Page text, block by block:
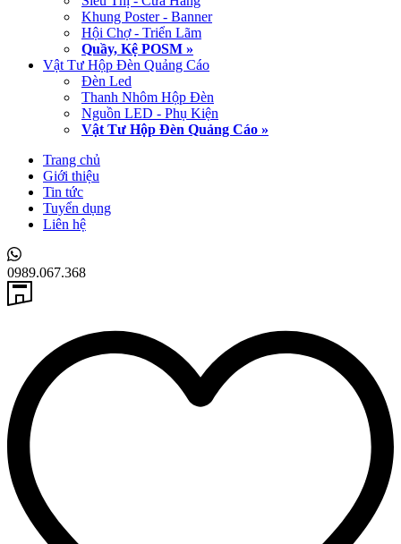
Khung Poster - Banner
Hội Chợ - Triển Lãm
Quầy, Kệ POSM »
Vật Tư Hộp Đèn Quảng Cáo
Đèn Led
Thanh Nhôm Hộp Đèn
Nguồn LED - Phụ Kiện
Vật Tư Hộp Đèn Quảng Cáo »
Trang chủ
Giới thiệu
Tin tức
Tuyển dụng
Liên hệ
0989.067.368